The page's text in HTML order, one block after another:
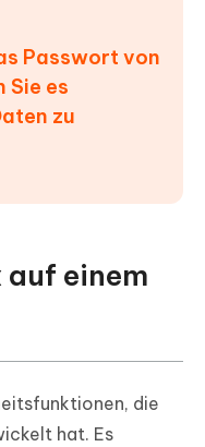
Passwort von
Sie es
zu
auf einem
die
hat. Es